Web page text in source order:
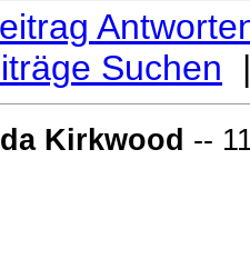
Suchen
Kirkwood --